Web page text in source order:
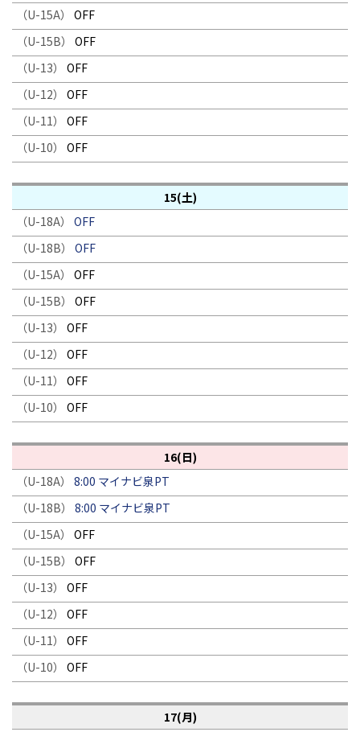
（U-15A）
OFF
（U-15B）
OFF
（U-13）
OFF
（U-12）
OFF
（U-11）
OFF
（U-10）
OFF
15(土)
（U-18A）
OFF
（U-18B）
OFF
（U-15A）
OFF
（U-15B）
OFF
（U-13）
OFF
（U-12）
OFF
（U-11）
OFF
（U-10）
OFF
16(日)
（U-18A）
8:00 マイナビ泉PT
（U-18B）
8:00 マイナビ泉PT
（U-15A）
OFF
（U-15B）
OFF
（U-13）
OFF
（U-12）
OFF
（U-11）
OFF
（U-10）
OFF
17(月)